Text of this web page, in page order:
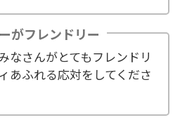
がフレンドリー
なさんがとてもフレンドリ
あふれる応対をしてくださ